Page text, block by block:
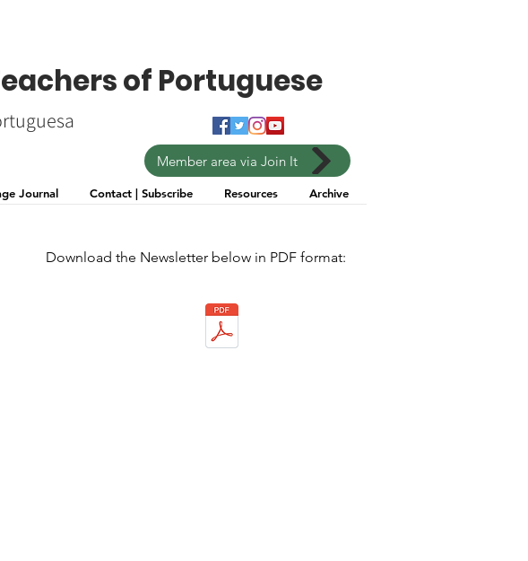
of Portuguese
Member area via Join It
Journal Contact | Subscribe Resources Archive
Download the Newsletter below in PDF format: